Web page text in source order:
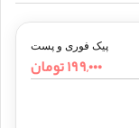
پیک فوری و پست
۱۹۹,۰۰۰تومان